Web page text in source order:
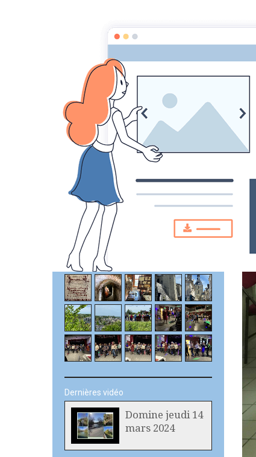
Randonneurs
Météo
Châtellerault
24 °C
Partiellement
nuageux
Min: 24 °C | Max: 24 °C | Vent:
15 kmh 7°
Accueil
Dernières photos
Dernières vidéo
Domine jeudi 14
mars 2024